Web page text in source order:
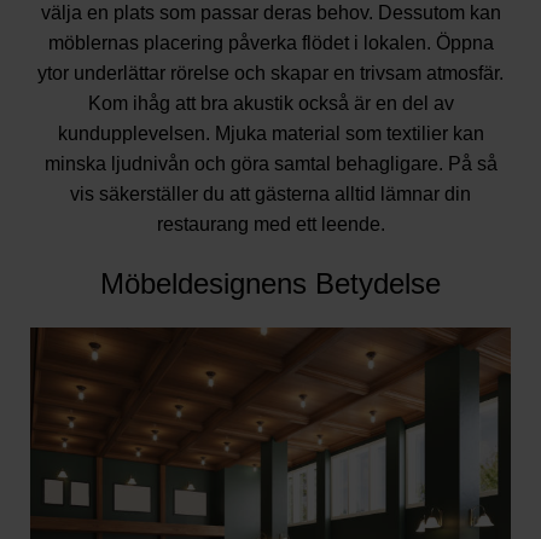
välja en plats som passar deras behov. Dessutom kan
möblernas placering påverka flödet i lokalen. Öppna
ytor underlättar rörelse och skapar en trivsam atmosfär.
Kom ihåg att bra akustik också är en del av
kundupplevelsen. Mjuka material som textilier kan
minska ljudnivån och göra samtal behagligare. På så
vis säkerställer du att gästerna alltid lämnar din
restaurang med ett leende.
Möbeldesignens Betydelse